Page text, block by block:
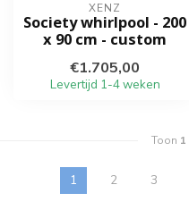
XENZ
Society whirlpool - 200
x 90 cm - custom
€1.705,00
Levertijd 1-4 weken
Toon 1
1 2 3